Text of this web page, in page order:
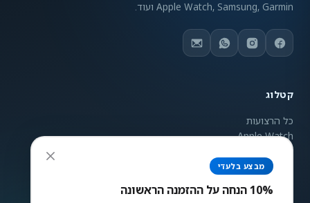
Apple Watch, Samsung, Garmin ועוד.
קטלוג
כל הרצועות
Apple Watch
Samsung Galaxy
Garmin
ניגודיות צבעים
גבוה הפוך אפור
מבצע בלעדי
10% הנחה על ההזמנה הראשונה